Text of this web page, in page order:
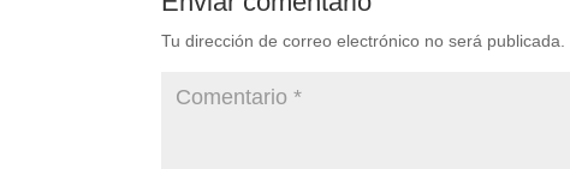
Tu dirección de correo electrónico no será publicada.